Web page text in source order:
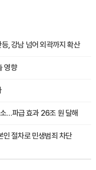
, 강남 넘어 외곽까지 확산
영향
…파급 효과 26조 원 달해
인 절차로 민생범죄 차단